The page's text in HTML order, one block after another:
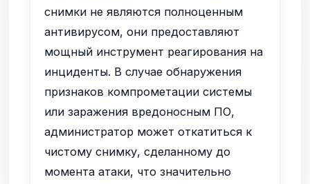
снимки не являются полноценным
антивирусом, они предоставляют
мощный инструмент реагирования на
инциденты. В случае обнаружения
признаков компрометации системы
или заражения вредоносным ПО,
администратор может откатиться к
чистому снимку, сделанному до
момента атаки, что значительно